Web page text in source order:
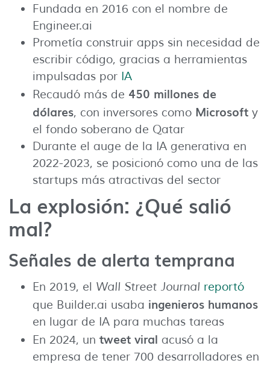
Fundada en 2016 con el nombre de
Engineer.ai
Prometía construir apps sin necesidad de
escribir código, gracias a herramientas
impulsadas por IA
Recaudó más de 450 millones de
dólares, con inversores como Microsoft y
el fondo soberano de Qatar
Durante el auge de la IA generativa en
2022-2023, se posicionó como una de las
startups más atractivas del sector
La explosión: ¿Qué salió
mal?
Señales de alerta temprana
En 2019, el Wall Street Journal reportó
que Builder.ai usaba ingenieros humanos
en lugar de IA para muchas tareas
En 2024, un tweet viral acusó a la
empresa de tener 700 desarrolladores en